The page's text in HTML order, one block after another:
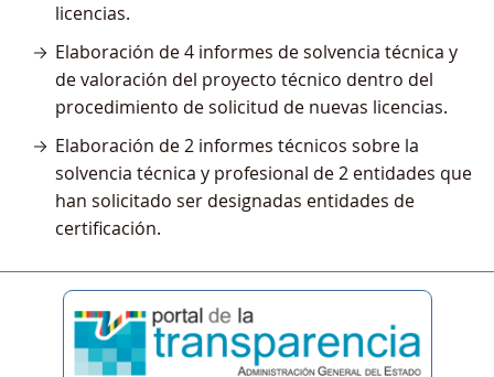
licencias.
Elaboración de 4 informes de solvencia técnica y
de valoración del proyecto técnico dentro del
procedimiento de solicitud de nuevas licencias.
Elaboración de 2 informes técnicos sobre la
solvencia técnica y profesional de 2 entidades que
han solicitado ser designadas entidades de
certificación.